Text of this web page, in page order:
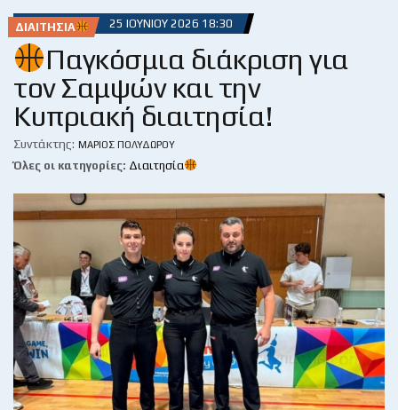
ΔΙΑΙΤΗΣΊΑ 25 ΙΟΥΝΊΟΥ 2026 18:30
Παγκόσμια διάκριση για
τον Σαμψών και την
Κυπριακή διαιτησία!
Συντάκτης: ΜΆΡΙΟΣ ΠΟΛΥΔΏΡΟΥ
Όλες οι κατηγορίες: Διαιτησία